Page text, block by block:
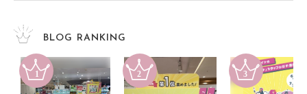
BLOG RANKING